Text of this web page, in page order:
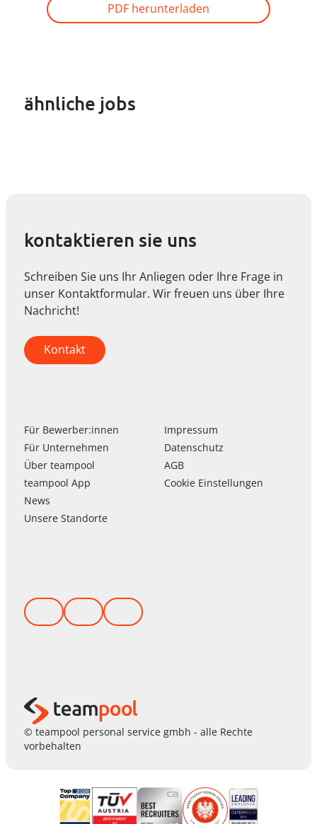
PDF herunterladen
ähnliche jobs
kontaktieren sie uns
Schreiben Sie uns Ihr Anliegen oder Ihre Frage in
unser Kontaktformular. Wir freuen uns über Ihre
Nachricht!
Kontakt
Für Bewerber:innen
Für Unternehmen
Überteampool
teampool App
News
Unsere Standorte
Impressum
Datenschutz
AGB
Cookie Einstellungen
© teampool personal service gmbh - alle Rechte
vorbehalten